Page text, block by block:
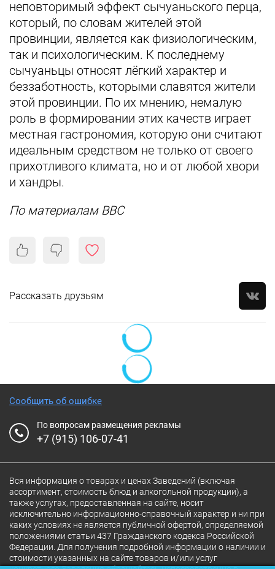
неповторимый эффект сычуаньского перца,
который, по словам жителей этой
провинции, является как физиологическим,
так и психологическим. К последнему
сычуаньцы относят лёгкий характер и
беззаботность, которыми славятся жители
этой провинции. По их мнению, немалую
роль в формировании этих качеств играет
местная гастрономия, которую они считают
идеальным средством не только от своего
прихотливого климата, но и от любой хвори
и хандры.
По материалам BBC
Рассказать друзьям
Сообщить об ошибке
По вопросам размещения рекламы
+7 (915) 106-07-41
Вся информация о товарах и ценах Заведений (включая
ассортимент, стоимость блюд и алкогольной продукции), а
также услугах, предоставленная на сайте, носит
исключительно информационно-справочный характер и ни при
каких условиях не является публичной офертой, определяемой
положениями статьи 437 Гражданского кодекса Российской
Федерации. Для получения подробной информации о наличии и
стоимости указанных на сайте товаров и/или услуг